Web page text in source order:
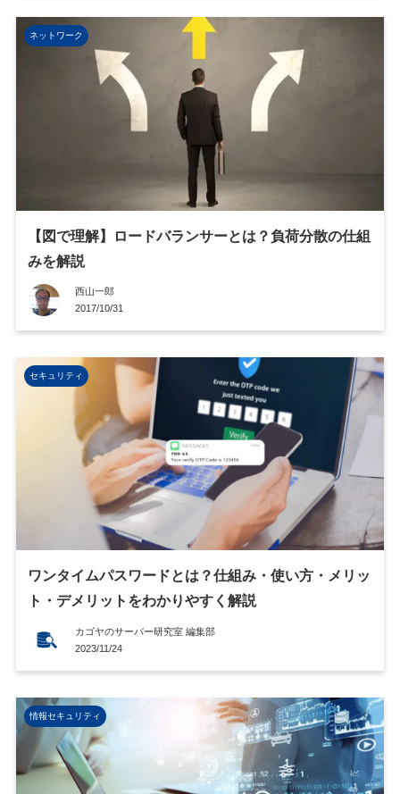
ネットワーク
【図で理解】ロードバランサーとは？負荷分散の仕組
みを解説
西山一郎
2017/10/31
セキュリティ
ワンタイムパスワードとは？仕組み・使い方・メリッ
ト・デメリットをわかりやすく解説
カゴヤのサーバー研究室 編集部
2023/11/24
情報セキュリティ